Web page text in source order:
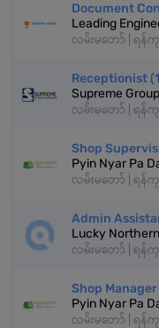
Document
Leading
လမ်းမတော် | ရန်
Receptionist
Supreme
လမ်းမတော် | ရန်
Shop
Pyin Nyar Pa
လမ်းမတော် | ရန်
Admin
Lucky
လမ်းမတော် | ရန်
Shop Manager
Pyin Nyar Pa
လမ်းမတော် | ရန်